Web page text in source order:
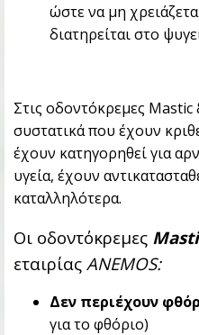
ώστε να μη
διατηρείται στο
Στις οδοντόκρεμες
συστατικά που έχουν
έχουν κατηγορηθεί για
υγεία, έχουν
καταλληλότερα.
Οι οδοντόκρεμες
εταιρίας ANEMOS:
Δεν περιέχουν
για το φθόριο)